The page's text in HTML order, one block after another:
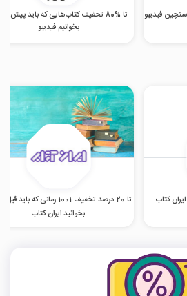
تا %80 تخفیف کتاب‌هایی که باید پیش
بخوانیم فیدیبو
تا 20 درصد تخفیف 1001 رمانی که
بخوانید ایران کتاب